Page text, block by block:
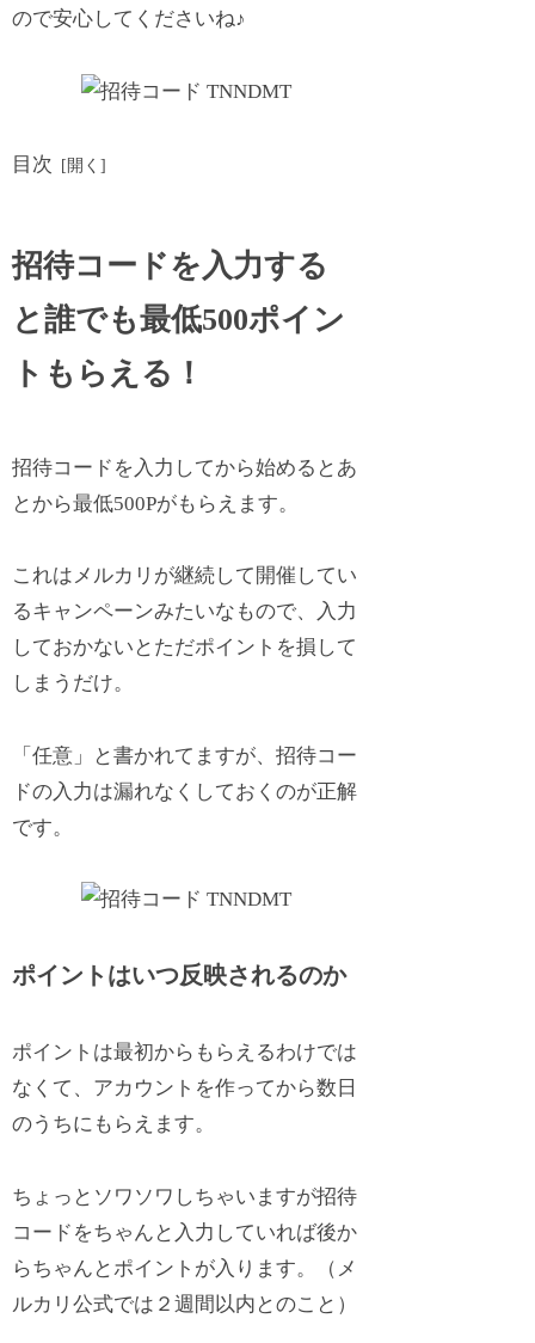
ので安心してくださいね♪
目次
招待コードを入力する
と誰でも最低500ポイン
トもらえる！
招待コードを入力してから始めるとあ
とから最低500Pがもらえます。
これはメルカリが継続して開催してい
るキャンペーンみたいなもので、入力
しておかないとただポイントを損して
しまうだけ。
「任意」と書かれてますが、招待コー
ドの入力は漏れなくしておくのが正解
です。
ポイントはいつ反映されるのか
ポイントは最初からもらえるわけでは
なくて、アカウントを作ってから数日
のうちにもらえます。
ちょっとソワソワしちゃいますが招待
コードをちゃんと入力していれば後か
らちゃんとポイントが入ります。（メ
ルカリ公式では２週間以内とのこと）